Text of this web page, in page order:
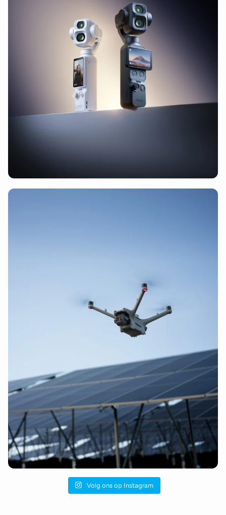
Volg ons op Instagram